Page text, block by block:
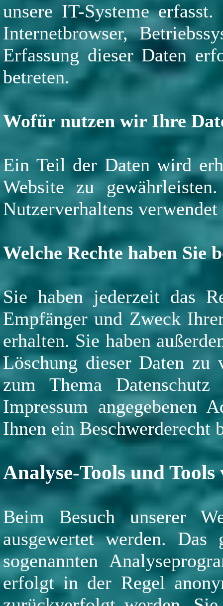
unsere IT-Systeme
Internetbrowser,
Erfassung dieser Daten
betreten.
Wofür nutzen wir Ihre
Ein Teil der Daten wird
Website zu
Nutzerverhaltens verwendet
Welche Rechte haben Sie
Sie haben jederzeit das
Empfänger und Zweck
erhalten. Sie haben
Löschung dieser Daten zu
zum Thema
Impressum angegebenen
Ihnen ein Beschwerderecht
Analyse-Tools und
Beim Besuch unserer
ausgewertet werden.
sogenannten
erfolgt in der Regel